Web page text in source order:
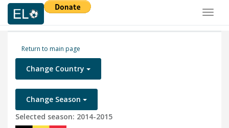
Return to main page
Change Country
Change Season
Selected season: 2014-2015